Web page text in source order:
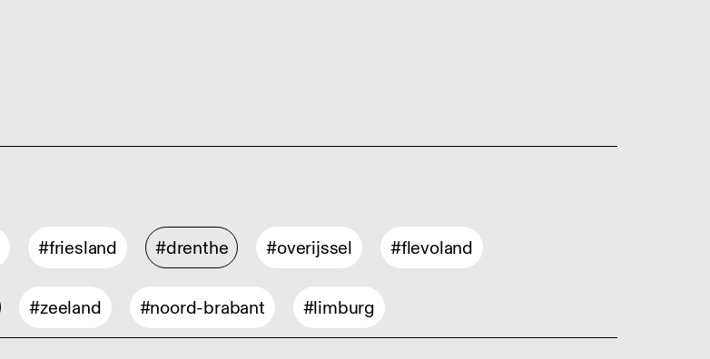
#friesland #drenthe #overijssel #flevoland
#zeeland #noord-brabant #limburg